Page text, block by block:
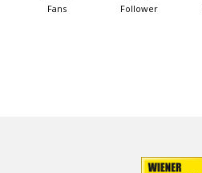
Fans Follower